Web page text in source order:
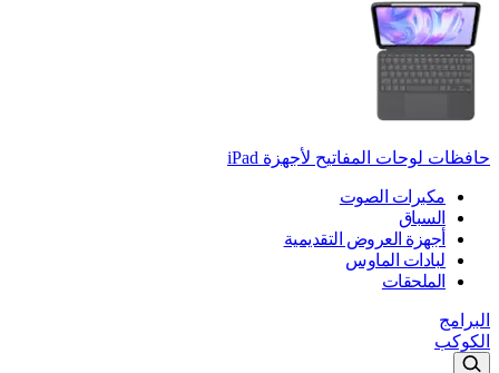
حافظات لوحات المفاتيح لأجهزة ‏iPad
مكبرات الصوت
السباق
أجهزة العروض التقديمية
لبادات الماوس
الملحقات
البرامج
الكوكب